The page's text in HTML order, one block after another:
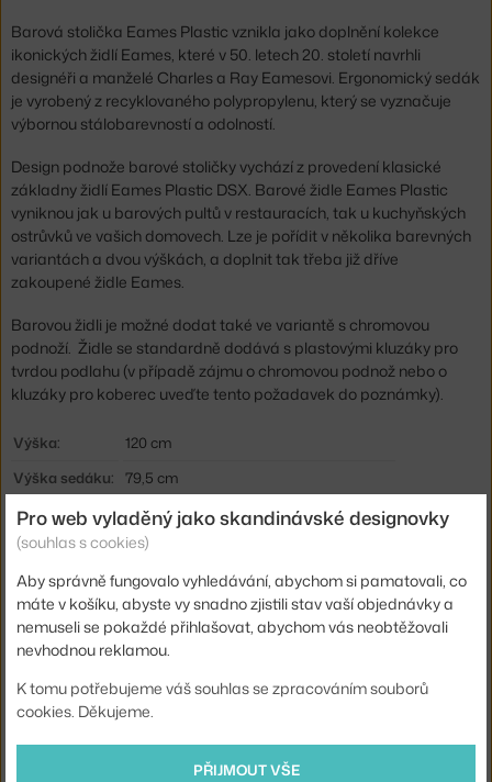
Barová stolička Eames Plastic vznikla jako doplnění kolekce
ikonických židlí Eames, které v 50. letech 20. století navrhli
designéři a manželé Charles a Ray Eamesovi. Ergonomický sedák
je vyrobený z recyklovaného polypropylenu, který se vyznačuje
výbornou stálobarevností a odolností.
Design podnože barové stoličky vychází z provedení klasické
základny židlí Eames Plastic DSX. Barové židle Eames Plastic
vyniknou jak u barových pultů v restauracích, tak u kuchyňských
ostrůvků ve vašich domovech. Lze je pořídit v několika barevných
variantách a dvou výškách, a doplnit tak třeba již dříve
zakoupené židle Eames.
Barovou židli je možné dodat také ve variantě s chromovou
podnoží. Židle se standardně dodává s plastovými kluzáky pro
tvrdou podlahu (v případě zájmu o chromovou podnož nebo o
kluzáky pro koberec uveďte tento požadavek do poznámky).
Výška:
120 cm
Výška sedáku:
79,5 cm
Hloubka:
54 cm
Šířka:
56 cm
Výška stoličky: vysoká barovka (výška sezení ca 75 cm)
Područky:
bez područek
Barva:
světle modrá
Materiál:
lakovaná ocel, polypropylen
Sedák:
plast
Pro web vyladěný jako skandinávské designovky
(souhlas s cookies)
Aby správně fungovalo vyhledávání, abychom si pamatovali, co
máte v košíku, abyste vy snadno zjistili stav vaší objednávky a
nemuseli se pokaždé přihlašovat, abychom vás neobtěžovali
nevhodnou reklamou.
K tomu potřebujeme váš souhlas se zpracováním souborů
cookies. Děkujeme.
PŘIJMOUT VŠE